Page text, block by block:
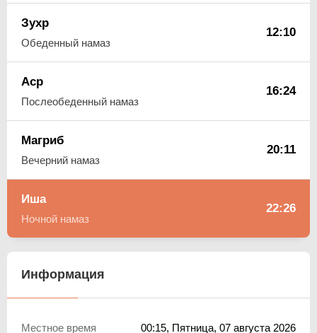
Зухр
Обеденный намаз
12:10
Аср
Послеобеденный намаз
16:24
Магриб
Вечерний намаз
20:11
Иша
Ночной намаз
22:26
Информация
Местное время 00:15, Пятница, 07 августа 2026